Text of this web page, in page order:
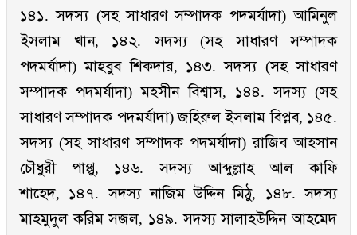
১৪১. সদস্য (সহ সাধারণ সম্পাদক পদমর্যাদা) আমিনুল
ইসলাম খান, ১৪২. সদস্য (সহ সাধারণ সম্পাদক
পদমর্যাদা) মাহবুব শিকদার, ১৪৩. সদস্য (সহ সাধারণ
সম্পাদক পদমর্যাদা) মহসীন বিশ্বাস, ১৪৪. সদস্য (সহ
সাধারণ সম্পাদক পদমর্যাদা) জহিরুল ইসলাম বিপ্লব, ১৪৫.
সদস্য (সহ সাধারণ সম্পাদক পদমর্যাদা) রাজিব আহসান
চৌধুরী পাপ্পু, ১৪৬. সদস্য আব্দুল্লাহ আল কাফি
শাহেদ, ১৪৭. সদস্য নাজিম উদ্দিন মিঠু, ১৪৮. সদস্য
মাহমুদুল করিম সজল, ১৪৯. সদস্য সালাহউদ্দিন আহমেদ